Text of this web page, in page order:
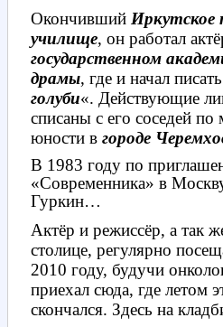
Окончивший Иркутское
училище, он работал
государственном
драмы, где и начал
голуби«. Действующие
списаны с его соседей
юности в городе
В 1983 году по
«Современника» в
Гуркин…
Актёр и режиссёр, а так
столице, регулярно
2010 году, будучи
приехал сюда, где летом
скончался. Здесь на